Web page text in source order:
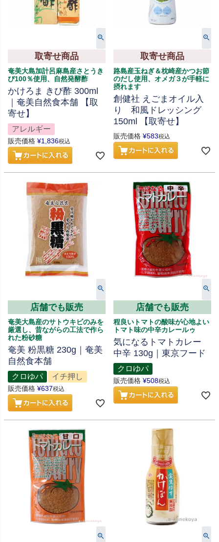
取寄せ商品
奄美大島加計呂麻島産さとうき
び100％使用、自然発酵酢
かけろま きび酢 300ml
｜奄美自然食本舗 【取
寄せ】
アレルギー
販売価格 ¥1,836税込
取寄せ商品
路島産玉ねぎ＆枕崎産かつお節
のだし使用、オメガ３が手軽に
摂れます
創健社 えごまオイル入
り 和風ドレッシング
150ml 【取寄せ】
販売価格 ¥583税込
店舗でも販売
奄美大島産のサトウキビのみを
厳選し、昔ながらの工法で作ら
れた粉砂糖
奄美 粉黒糖 230g｜奄美
自然食本舗
クロゆパ イチ押し
販売価格 ¥637税込
店舗でも販売
程良いトマトの酸味が心地よい
トマト味の中辛カレールゥ
気になるトマトカレー
中辛 130g｜東京フード
クロゆパ
販売価格 ¥508税込